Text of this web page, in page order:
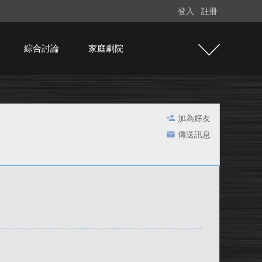
登入 註冊
綜合討論 家庭劇院
加為好友
傳送訊息